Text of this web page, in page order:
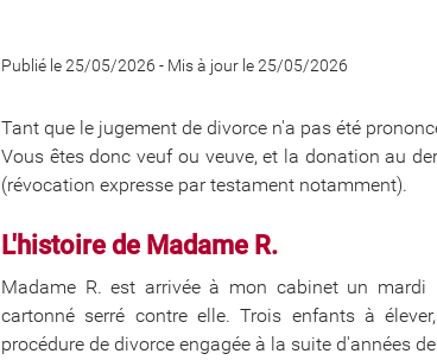
Publié le 25/05/2026 - Mis à jour le 25/05/2026
Tant que le jugement de divorce n'a pas été
Vous êtes donc veuf ou veuve, et la donation au
(révocation expresse par testament notamment).
L'histoire de Madame R.
Madame R. est arrivée à mon cabinet un
cartonné serré contre elle. Trois enfants à
procédure de divorce engagée à la suite d'années